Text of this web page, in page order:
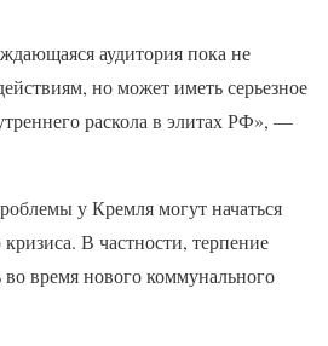
аудитория пока не
но может иметь серьезное
раскола в элитах РФ», —
у Кремля могут начаться
В частности, терпение
время нового коммунального